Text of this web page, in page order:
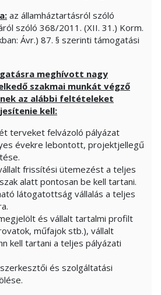
az államháztartásról szóló
szóló 368/2011. (XII. 31.) Korm.
Ávr.) 87. § szerinti támogatási
meghívott nagy
szakmai munkát végző
az alábbi feltételeket
kell:
terveket felvázoló pályázat
évekre lebontott, projektjellegű
frissítési ütemezést a teljes
alatt pontosan be kell tartani.
látogatottság vállalás a teljes
és vállalt tartalmi profilt
műfajok stb.), vállalt
kell tartani a teljes pályázati
és szolgáltatási